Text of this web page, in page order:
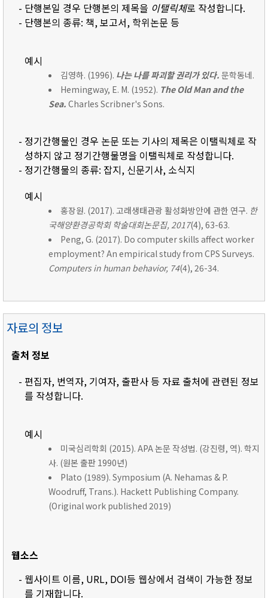
- 단행본일 경우 단행본의 제목을 이탤릭체로 작성합니다.
- 단행본의 종류: 책, 보고서, 학위논문 등
예시
김영하. (1996). 나는 나를 파괴할 권리가 있다. 문학동네.
Hemingway, E. M. (1952). The Old Man and the
Sea. Charles Scribner's Sons.
- 정기간행물인 경우 논문 또는 기사의 제목은 이탤릭체로 작
성하지 않고 정기간행물명을 이탤릭체로 작성합니다.
- 정기간행물의 종류: 잡지, 신문기사, 소식지
예시
홍장원. (2017). 고래생태관광 활성화방안에 관한 연구. 한
국해양환경공학회 학술대회논문집, 2017(4), 63-63.
Peng, G. (2017). Do computer skills affect worker
employment? An empirical study from CPS Surveys.
Computers in human behavior, 74(4), 26-34.
자료의 정보
출처 정보
- 편집자, 번역자, 기여자, 출판사 등 자료 출처에 관련된 정보
를 작성합니다.
예시
미국심리학회 (2015). APA 논문 작성법. (강진령, 역). 학지
사. (원본 출판 1990년)
Plato (1989). Symposium (A. Nehamas & P.
Woodruff, Trans.). Hackett Publishing Company.
(Original work published 2019)
웹소스
- 웹사이트 이름, URL, DOI등 웹상에서 검색이 가능한 정보
를 기재합니다.